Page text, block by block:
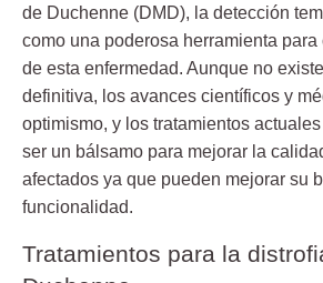
de Duchenne (DMD), la detección
como una poderosa herramienta
de esta enfermedad. Aunque no
definitiva, los avances científicos y
optimismo, y los tratamientos
ser un bálsamo para mejorar la
afectados ya que pueden mejorar su
funcionalidad.
Tratamientos para la